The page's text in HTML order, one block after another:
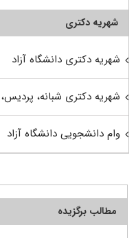
شهریه دکتری
شهریه دکتری دانشگاه آزاد
شهریه دکتری شبانه، پردیس،
وام دانشجویی دانشگاه آزاد
مطالب برگزیده